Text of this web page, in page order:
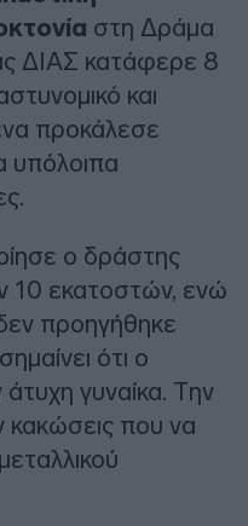
στη Δράμα
ΔΙΑΣ κατάφερε 8
και
προκάλεσε
υπόλοιπα
ο δράστης
10 εκατοστών, ενώ
δεν προηγήθηκε
ότι ο
γυναίκα. Την
κακώσεις που να